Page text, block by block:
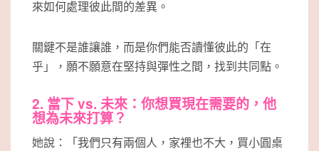
來如何處理彼此間的差異。
關鍵不是誰讓誰，而是你們能否讀懂彼此的「在
乎」，願不願意在堅持與彈性之間，找到共同點。
2. 當下 vs. 未來：你想買現在需要的，他
想為未來打算？
她說：「我們只有兩個人，家裡也不大，買小圓桌